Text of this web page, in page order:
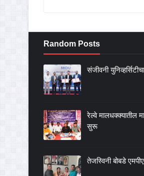
Random Posts
संजीवनी
रेल्वे मालधक्क्यातील
सुरू
तेजस्विनी बोबडे